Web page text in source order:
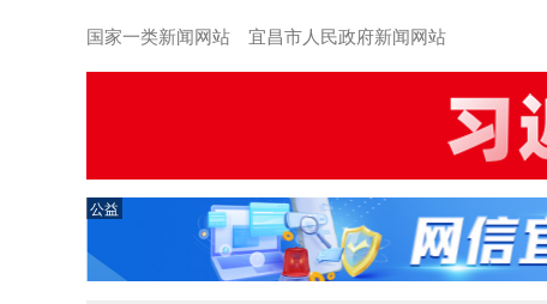
国家一类新闻网站 宜昌市人民政府新闻网站
公益